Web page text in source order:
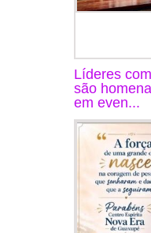
Líderes
são
em even...